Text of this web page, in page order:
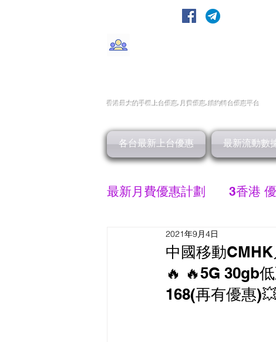
香港最大的手機上台優惠, 月費優惠,續約轉台優惠平台
各台最新上台優惠 最新流動數
最新月費優惠計劃 3香港
SMARTONE 優惠
最新流動數據優惠 香
中國移動
🔥 🔥5G 30gb
168(再有優惠
2021年9月4日